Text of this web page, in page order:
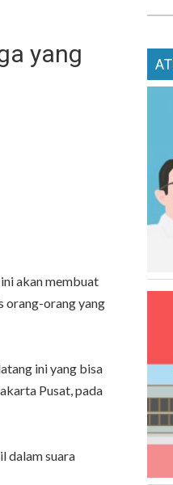
yang
akan membuat
orang-orang yang
ini yang bisa
Pusat, pada
dalam suara